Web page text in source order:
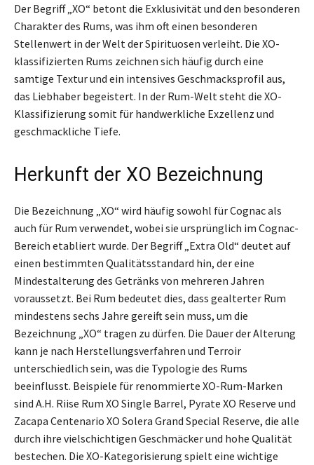
Der Begriff „XO“ betont die Exklusivität und den besonderen
Charakter des Rums, was ihm oft einen besonderen
Stellenwert in der Welt der Spirituosen verleiht. Die XO-
klassifizierten Rums zeichnen sich häufig durch eine
samtige Textur und ein intensives Geschmacksprofil aus,
das Liebhaber begeistert. In der Rum-Welt steht die XO-
Klassifizierung somit für handwerkliche Exzellenz und
geschmackliche Tiefe.
Herkunft der XO Bezeichnung
Die Bezeichnung „XO“ wird häufig sowohl für Cognac als
auch für Rum verwendet, wobei sie ursprünglich im Cognac-
Bereich etabliert wurde. Der Begriff „Extra Old“ deutet auf
einen bestimmten Qualitätsstandard hin, der eine
Mindestalterung des Getränks von mehreren Jahren
voraussetzt. Bei Rum bedeutet dies, dass gealterter Rum
mindestens sechs Jahre gereift sein muss, um die
Bezeichnung „XO“ tragen zu dürfen. Die Dauer der Alterung
kann je nach Herstellungsverfahren und Terroir
unterschiedlich sein, was die Typologie des Rums
beeinflusst. Beispiele für renommierte XO-Rum-Marken
sind A.H. Riise Rum XO Single Barrel, Pyrate XO Reserve und
Zacapa Centenario XO Solera Grand Special Reserve, die alle
durch ihre vielschichtigen Geschmäcker und hohe Qualität
bestechen. Die XO-Kategorisierung spielt eine wichtige